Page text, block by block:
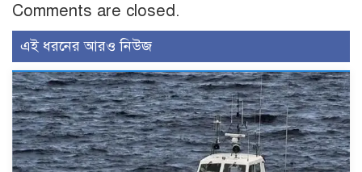
Comments are closed.
এই ধরনের আরও নিউজ